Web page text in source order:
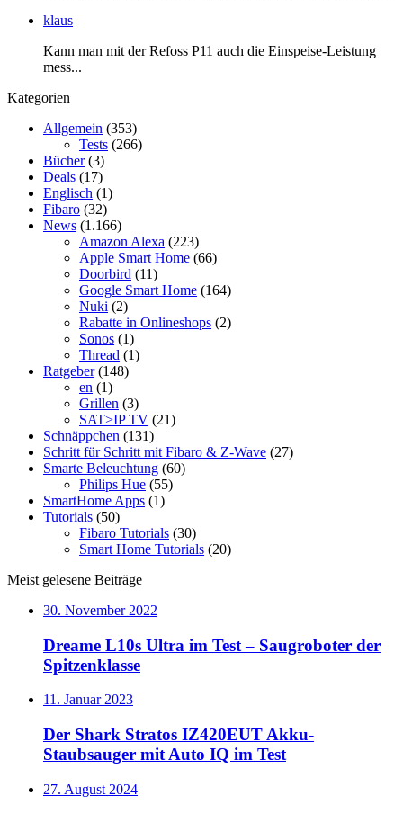
klaus
Kann man mit der Refoss P11 auch die Einspeise-Leistung
mess...
Kategorien
Allgemein (353)
Tests (266)
Bücher(3)
Deals (17)
Englisch (1)
Fibaro (32)
News (1.166)
Amazon Alexa (223)
Apple Smart Home (66)
Doorbird (11)
Google Smart Home (164)
Nuki (2)
Rabatte in Onlineshops (2)
Sonos (1)
Thread (1)
Ratgeber(148)
en (1)
Grillen (3)
SAT>IP TV (21)
Schnäppchen (131)
Schritt für Schritt mit Fibaro & Z-Wave (27)
Smarte Beleuchtung (60)
Philips Hue (55)
SmartHome Apps (1)
Tutorials (50)
Fibaro Tutorials (30)
Smart Home Tutorials (20)
Meist gelesene Beiträge
30. November 2022
Dreame L10s Ultra im Test – Saugroboter der
Spitzenklasse
11. Januar 2023
Der Shark Stratos IZ420EUT Akku-
Staubsauger mit Auto IQ im Test
27. August 2024